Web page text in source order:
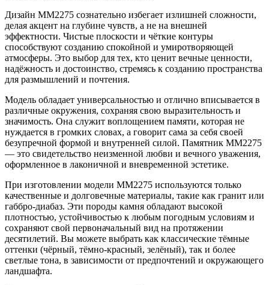
Дизайн ММ2275 сознательно избегает излишней сложности,
делая акцент на глубине чувств, а не на внешней
эффектности. Чистые плоскости и чёткие контуры
способствуют созданию спокойной и умиротворяющей
атмосферы. Это выбор для тех, кто ценит вечные ценности,
надёжность и достоинство, стремясь к созданию пространства
для размышлений и почтения.
Модель обладает универсальностью и отлично вписывается в
различные окружения, сохраняя свою выразительность и
значимость. Она служит воплощением памяти, которая не
нуждается в громких словах, а говорит сама за себя своей
безупречной формой и внутренней силой. Памятник ММ2275
— это свидетельство неизменной любви и вечного уважения,
оформленное в лаконичной и вневременной эстетике.
При изготовлении модели ММ2275 используются только
качественные и долговечные материалы, такие как гранит или
габбро-диабаз. Эти породы камня обладают высокой
плотностью, устойчивостью к любым погодным условиям и
сохраняют свой первоначальный вид на протяжении
десятилетий. Вы можете выбрать как классические тёмные
оттенки (чёрный, тёмно-красный, зелёный), так и более
светлые тона, в зависимости от предпочтений и окружающего
ландшафта.